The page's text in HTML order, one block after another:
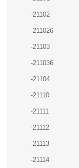
-21102
-211026
-21103
-211036
-21104
-21110
-21111
-21112
-21113
-21114